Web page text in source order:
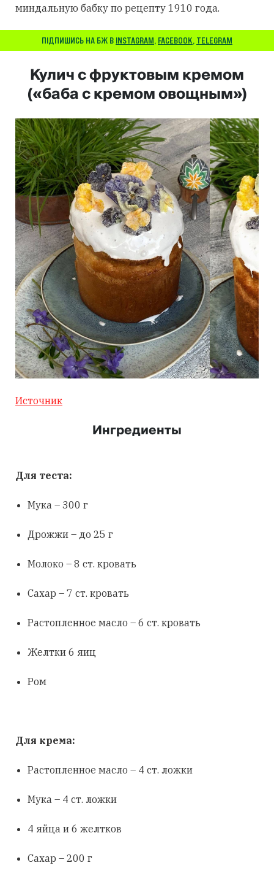
миндальную бабку по рецепту 1910 года.
ПІДПИШИСЬ НА БЖ В INSTAGRAM, FACEBOOK, TELEGRAM
Кулич с фруктовым кремом
(«баба с кремом овощным»)
Источник
Ингредиенты
Для теста:
Мука – 300 г
Дрожжи – до 25 г
Молоко – 8 ст. кровать
Сахар – 7 ст. кровать
Растопленное масло – 6 ст. кровать
Желтки 6 яиц
Ром
Для крема:
Растопленное масло – 4 ст. ложки
Мука – 4 ст. ложки
4 яйца и 6 желтков
Сахар – 200 г